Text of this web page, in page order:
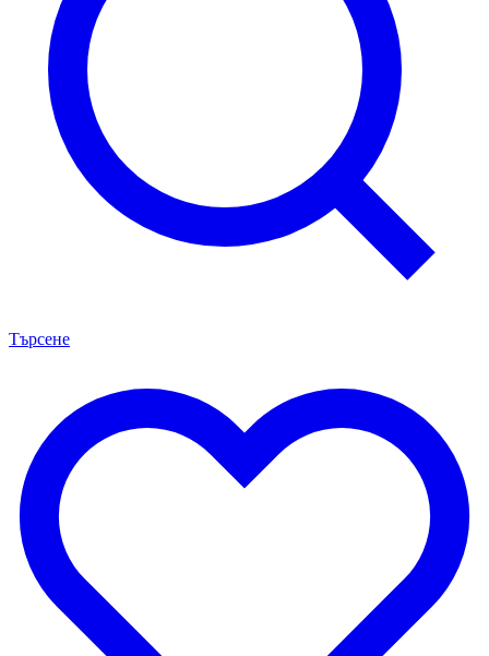
Търсене